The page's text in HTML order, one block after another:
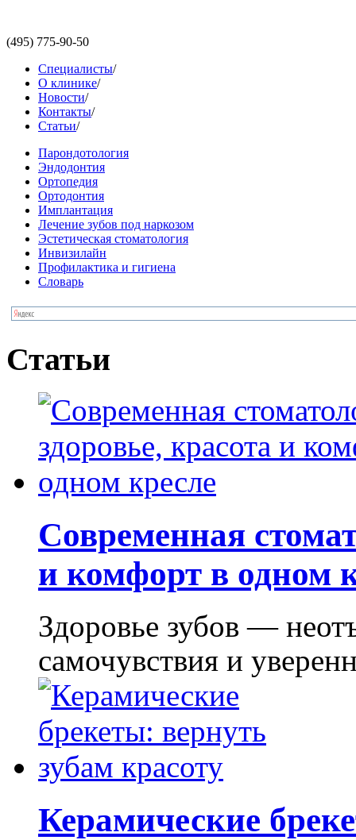
(495) 775-90-50
Специалисты/
О клинике/
Новости/
Контакты/
Статьи/
Парондотология
Эндодонтия
Ортопедия
Ортодонтия
Имплантация
Лечение зубов под наркозом
Эстетическая стоматология
Инвизилайн
Профилактика и гигиена
Словарь
Статьи
Современная
и комфорт в одном
Здоровье зубов —
самочувствия и
Керамические